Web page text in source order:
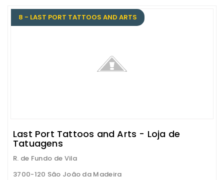
8 - LAST PORT TATTOOS AND ARTS
Last Port Tattoos and Arts - Loja de
Tatuagens
R. de Fundo de Vila
3700-120 São João da Madeira